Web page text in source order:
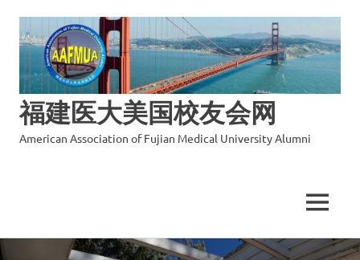
Skip
福建医大美国校友会网
American Association of Fujian Medical University Alumni
MENU